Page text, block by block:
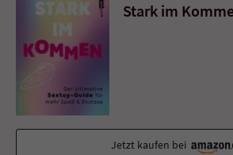
Stark im
Jetzt kaufen bei